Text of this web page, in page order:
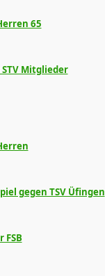
65
Mitglieder
gegen TSV Üfingen
FSB